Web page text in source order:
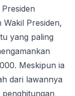
Presiden,
yang paling
Meskipun ia
dari lawannya